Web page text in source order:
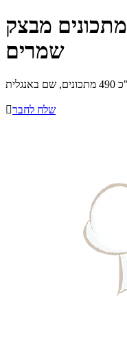
מתכונים מבצק
שמרים
שלח לחבר